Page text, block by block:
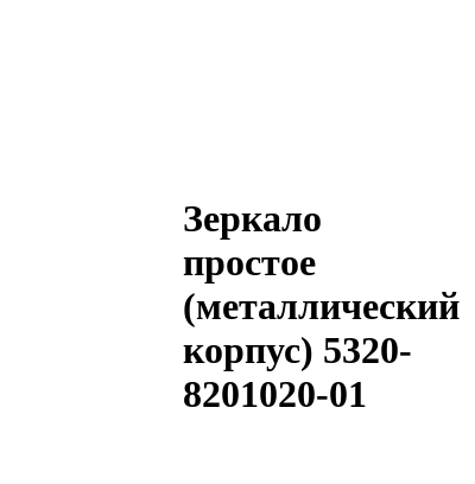
Зеркало
простое
(металлический
корпус) 5320-
8201020-01